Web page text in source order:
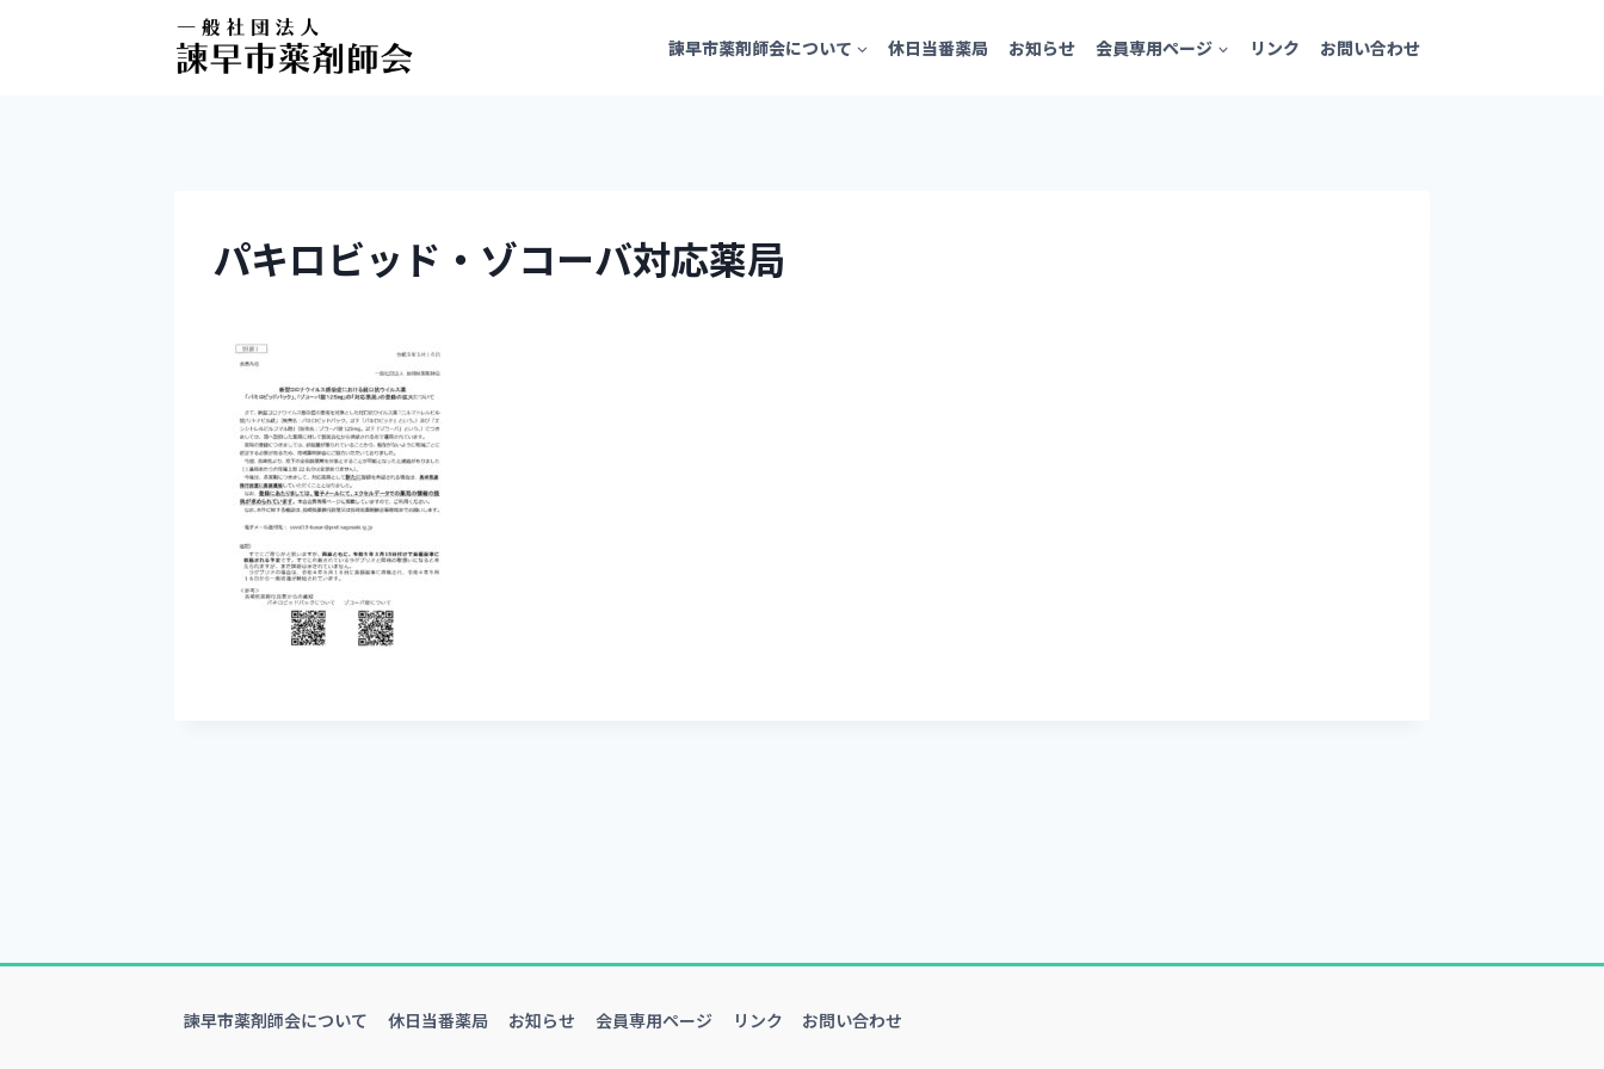
諫早市薬剤師会について 休日当番薬局 お知らせ 会員専用ページ リンク お問い合わせ
パキロビッド・ゾコーバ対応薬局
諫早市薬剤師会について 休日当番薬局 お知らせ 会員専用ページ リンク お問い合わせ